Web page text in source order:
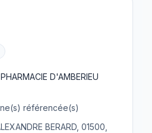
D'AMBERIEU
référencée(s)
BERARD, 01500,